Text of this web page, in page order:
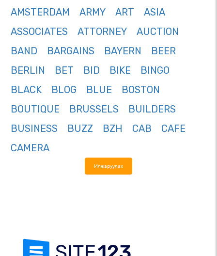
AMSTERDAM
ARMY ART
ASIA
ASSOCIATES
ATTORNEY
AUCTION
BAND
BARGAINS BAYERN
BEER
BERLIN
BET BID BIKE
BINGO
BLACK
BLOG BLUE
BOSTON
BOUTIQUE
BRUSSELS
BUILDERS
BUSINESS
BUZZ BZH CAB
CAFE
CAMERA
Илүү харуулах